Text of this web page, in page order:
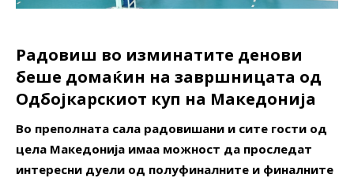
Радовиш во изминатите денови
беше домаќин на завршницата од
Одбојкарскиот куп на Македонија
Во преполната сала радовишани и сите гости од
цела Македонија имаа можност да проследат
интересни дуели од полуфиналните и финалните